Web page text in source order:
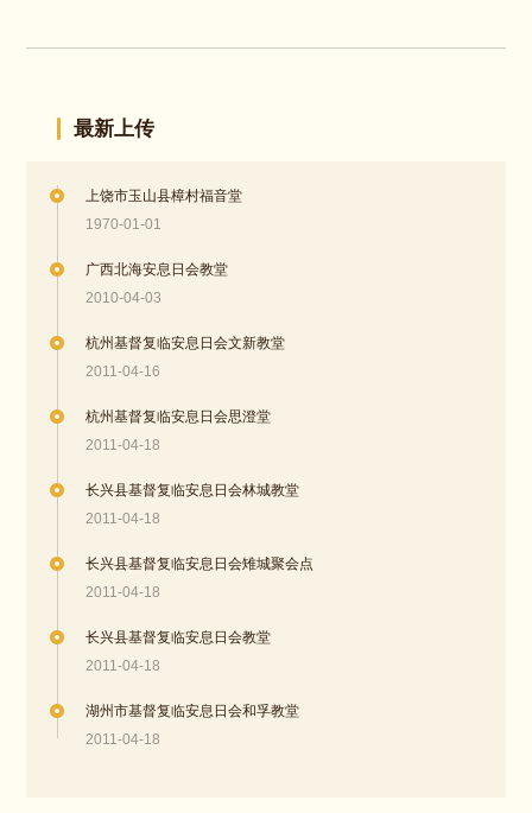
最新上传
上饶市玉山县樟村福音堂
1970-01-01
广西北海安息日会教堂
2010-04-03
杭州基督复临安息日会文新教堂
2011-04-16
杭州基督复临安息日会思澄堂
2011-04-18
长兴县基督复临安息日会林城教堂
2011-04-18
长兴县基督复临安息日会雉城聚会点
2011-04-18
长兴县基督复临安息日会教堂
2011-04-18
湖州市基督复临安息日会和孚教堂
2011-04-18